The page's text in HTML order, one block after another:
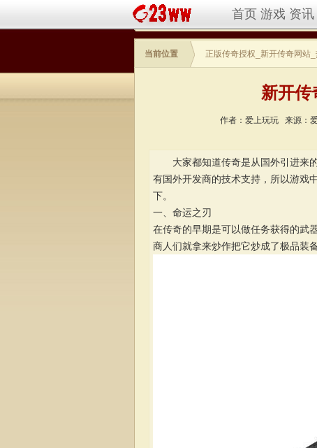
首页 游戏 资讯
当前位置 正版传奇授权_新开传奇网站
新开传
作者：爱上玩玩 来源：
大家都知道传奇是从国外引进来的
有国外开发商的技术支持，所以游戏
下。
一、命运之刃
在传奇的早期是可以做任务获得的武
商人们就拿来炒作把它炒成了极品装备